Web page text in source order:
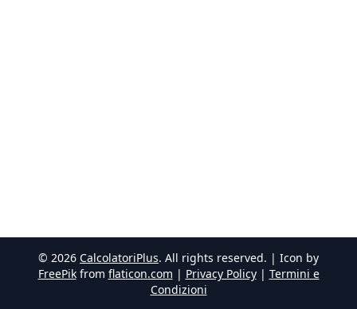
© 2026 CalcolatoriPlus. All rights reserved. | Icon by
FreePik from flaticon.com | Privacy Policy| Termini e
Condizioni